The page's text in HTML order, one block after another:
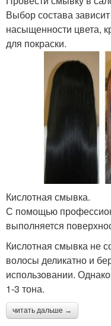
Выбор состава
насыщенности цвета,
для покраски.
Кислотная смывка.
С помощью
выполняется
Кислотная смывка не
волосы деликатно и
использовании.
1-3 тона.
читать дальше →